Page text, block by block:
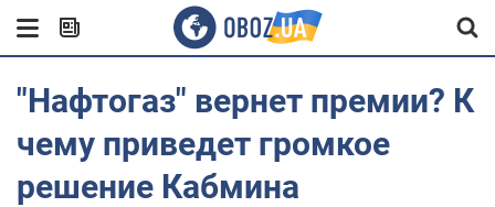
"Нафтогаз" вернет премии? К
чему приведет громкое
решение Кабмина